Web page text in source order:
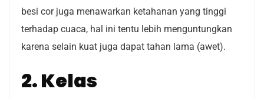
besi cor juga menawarkan ketahanan yang tinggi
terhadap cuaca, hal ini tentu lebih menguntungkan
karena selain kuat juga dapat tahan lama (awet).
2. Kelas